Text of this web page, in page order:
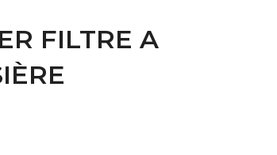
FILTRE A